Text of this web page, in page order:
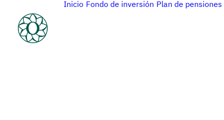
Inicio Fondo de inversión Plan de pensiones